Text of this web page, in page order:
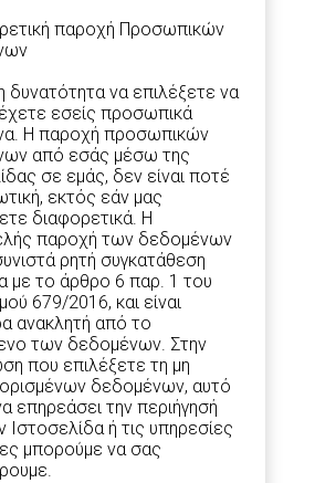
παροχή Προσωπικών
δυνατότητα να επιλέξετε να
εσείς προσωπικά
Η παροχή προσωπικών
από εσάς μέσω της
σε εμάς, δεν είναι ποτέ
εκτός εάν μας
διαφορετικά. Η
παροχή των δεδομένων
ρητή συγκατάθεση
με το άρθρο 6 παρ. 1 του
679/2016, και είναι
ανακλητή από το
των δεδομένων. Στην
που επιλέξετε τη μη
δεδομένων, αυτό
επηρεάσει την περιήγησή
Ιστοσελίδα ή τις υπηρεσίες
μπορούμε να σας